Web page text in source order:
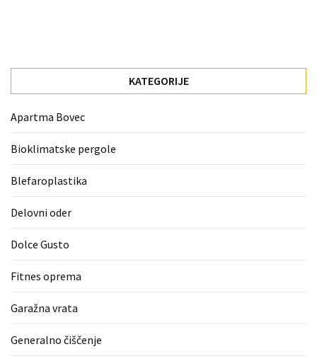
Lisjak
znamka.
USED
CATEGORIES
(1)
KATEGORIJE
Apartma Bovec
Bioklimatske pergole
Blefaroplastika
Delovni oder
Dolce Gusto
Fitnes oprema
Garažna vrata
Generalno čiščenje